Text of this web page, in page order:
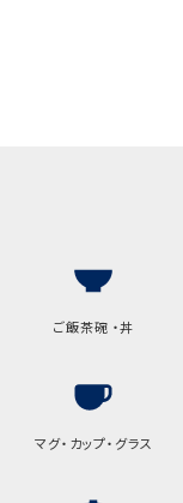
ご飯茶碗 ・丼
マグ・カップ・グラス